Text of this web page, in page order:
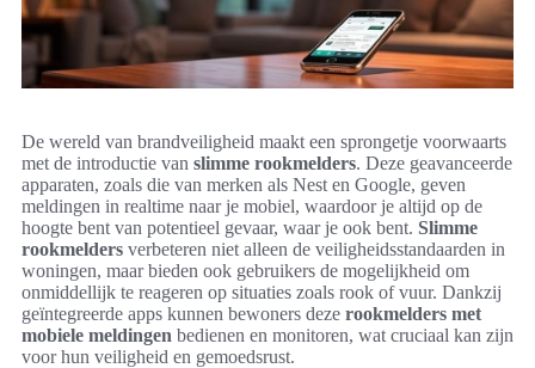
De wereld van brandveiligheid maakt een sprongetje voorwaarts
met de introductie van slimme rookmelders. Deze geavanceerde
apparaten, zoals die van merken als Nest en Google, geven
meldingen in realtime naar je mobiel, waardoor je altijd op de
hoogte bent van potentieel gevaar, waar je ook bent. Slimme
rookmelders verbeteren niet alleen de veiligheidsstandaarden in
woningen, maar bieden ook gebruikers de mogelijkheid om
onmiddellijk te reageren op situaties zoals rook of vuur. Dankzij
geïntegreerde apps kunnen bewoners deze rookmelders met
mobiele meldingen bedienen en monitoren, wat cruciaal kan zijn
voor hun veiligheid en gemoedsrust.